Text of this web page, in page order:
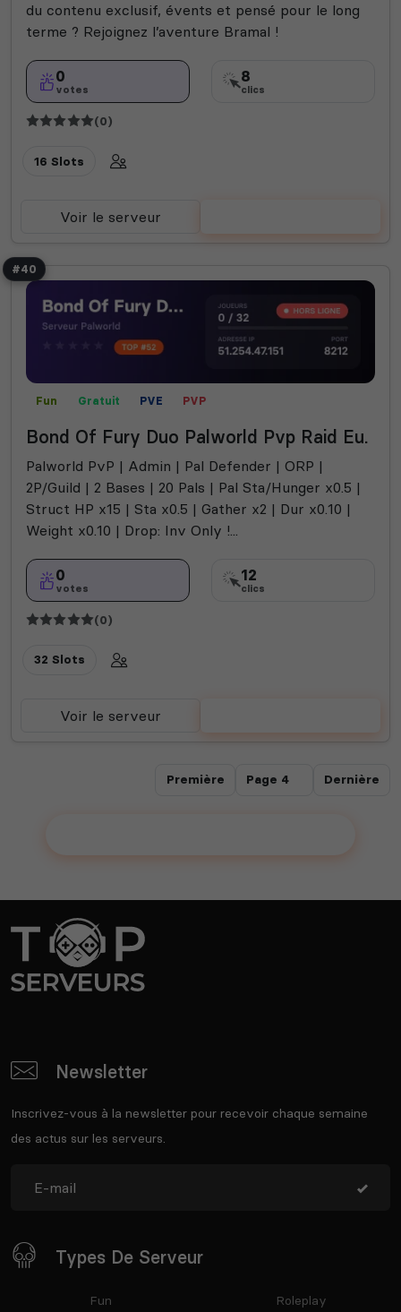
du contenu exclusif, évents et pensé pour le long
terme ? Rejoignez l’aventure Bramal !
0
votes
8
clics
(0)
16 Slots
Voir le serveur
#40
Fun Gratuit PVE PVP
Bond Of Fury Duo Palworld Pvp Raid Eu.
Palworld PvP | Admin | Pal Defender | ORP |
2P/Guild | 2 Bases | 20 Pals | Pal Sta/Hunger x0.5 |
Struct HP x15 | Sta x0.5 | Gather x2 | Dur x0.10 |
Weight x0.10 | Drop: Inv Only !...
0
votes
12
clics
(0)
32 Slots
Voir le serveur
Première Dernière
Newsletter
Inscrivez-vous à la newsletter pour recevoir chaque semaine
des actus sur les serveurs.
Types De Serveur
Fun
Roleplay